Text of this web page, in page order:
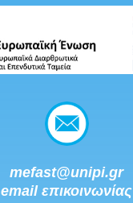
mefast@unipi.gr
email επικοινωνίας